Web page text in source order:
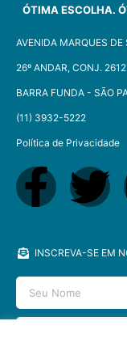
ÓTIMA ESCOLHA.
AVENIDA MARQUES DE
26º ANDAR, CONJ. 2612
BARRA FUNDA - SÃO
(11) 3932-5222
Política de Privacidade
INSCREVA-SE EM